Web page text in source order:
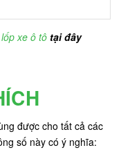
xe ô tô tại đây
được cho tất cả các
số này có ý nghĩa: